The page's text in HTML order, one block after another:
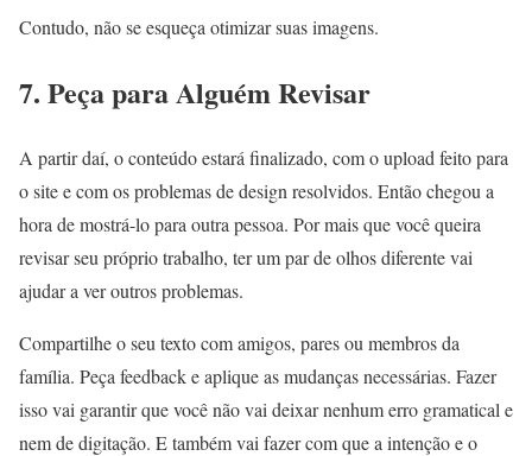
Contudo, não se esqueça otimizar suas imagens.
7. Peça para Alguém Revisar
A partir daí, o conteúdo estará finalizado, com o upload feito para
o site e com os problemas de design resolvidos. Então chegou a
hora de mostrá-lo para outra pessoa. Por mais que você queira
revisar seu próprio trabalho, ter um par de olhos diferente vai
ajudar a ver outros problemas.
Compartilhe o seu texto com amigos, pares ou membros da
família. Peça feedback e aplique as mudanças necessárias. Fazer
isso vai garantir que você não vai deixar nenhum erro gramatical e
nem de digitação. E também vai fazer com que a intenção e o